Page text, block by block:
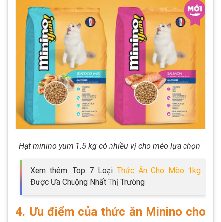
Hạt minino yum 1.5 kg có nhiều vị cho mèo lựa chọn
Xem thêm: Top 7 Loại Thức Ăn Cho Mèo 1kg
Được Ưa Chuộng Nhất Thị Trường
4. Ưu điểm của thức ăn Minino cho